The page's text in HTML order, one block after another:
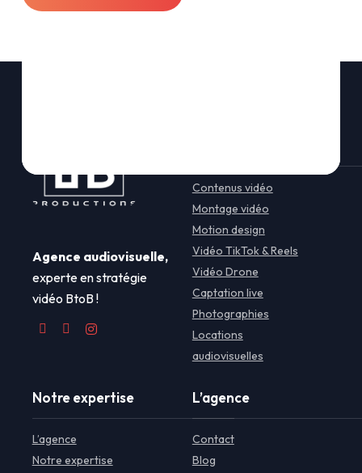
Agence audiovisuelle,
experte en stratégie
vidéo BtoB !
Contenus vidéo
Montage vidéo
Motion design
Vidéo TikTok & Reels
Vidéo Drone
Captation live
Photographies
Locations
audiovisuelles
Notre expertise
L’agence
Notre expertise
L’agence
Contact
Blog